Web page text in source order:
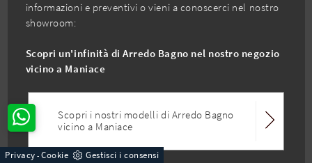
informazioni e preventivi o vieni a conoscerci nel nostro
showroom:
Scopri un'infinità di Arredo Bagno nel nostro negozio
vicino a Maniace
Scopri i nostri modelli di Arredo Bagno
vicino a Maniace
Privacy -Cookie Gestisci i consensi